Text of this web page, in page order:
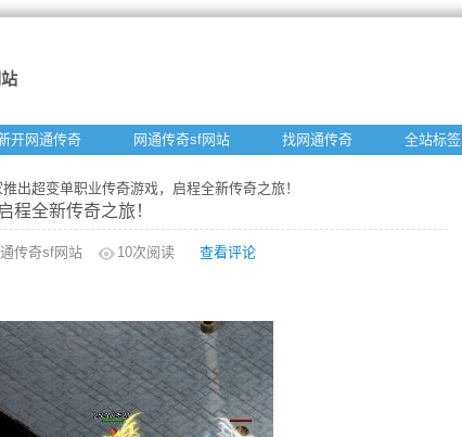
开网通传奇 网通传奇sf网站 找网通传奇 全站标签
出超变单职业传奇游戏，启程全新传奇之旅！
程全新传奇之旅！
传奇sf网站 10次阅读 查看评论